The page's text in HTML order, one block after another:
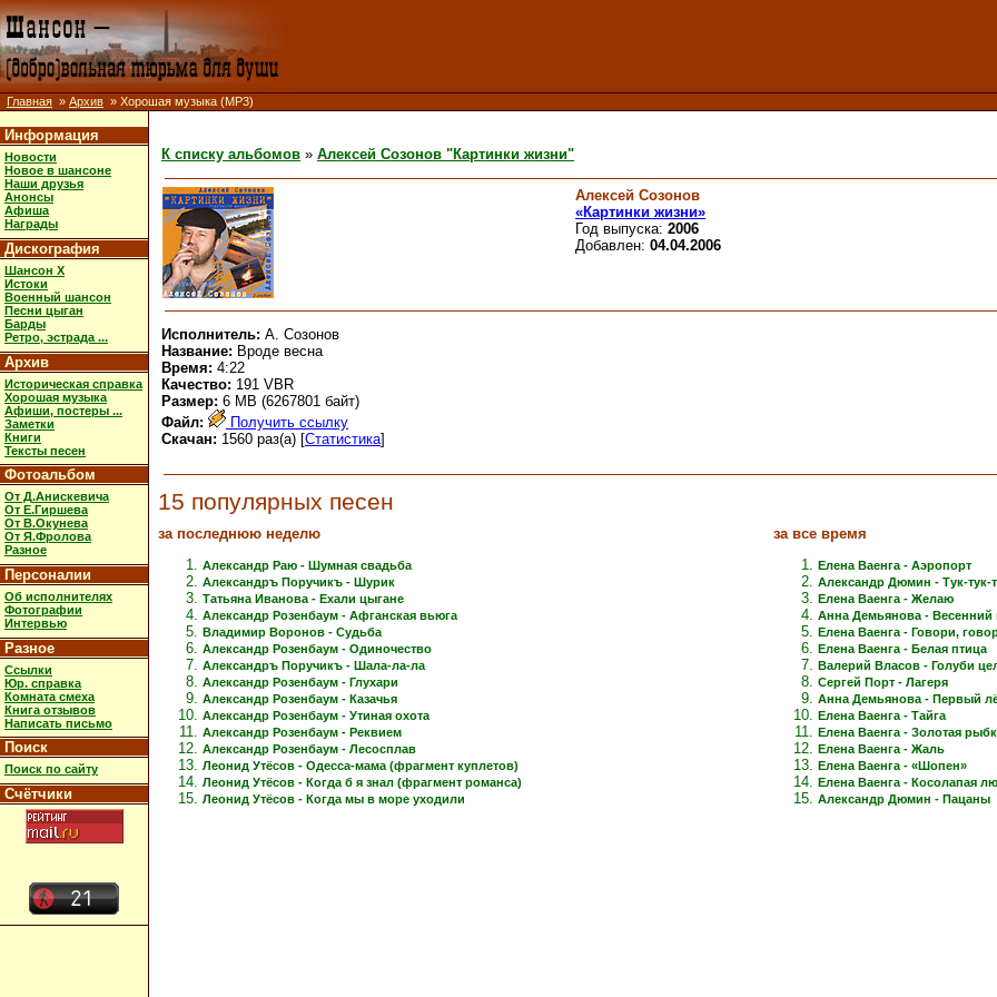
Главная » Архив » Хорошая музыка (MP3)
Информация
Новости
Новое в шансоне
Наши друзья
Анонсы
Афиша
Награды
Дискография
Шансон X
Истоки
Военный шансон
Песни цыган
Барды
Ретро, эстрада ...
Архив
Историческая справка
Хорошая музыка
Афиши, постеры ...
Заметки
Книги
Тексты песен
Фотоальбом
От Д.Анискевича
От Е.Гиршева
От В.Окунева
От Я.Фролова
Разное
Персоналии
Об исполнителях
Фотографии
Интервью
Разное
Ссылки
Юр. справка
Комната смеха
Книга отзывов
Написать письмо
Поиск
Поиск по сайту
Счётчики
К списку альбомов » Алексей Созонов "Картинки жизни"
Алексей Созонов
«Картинки жизни»
Год выпуска: 2006
Добавлен: 04.04.2006
Исполнитель: А. Созонов
Название: Вроде весна
Время: 4:22
Качество: 191 VBR
Размер: 6 MB (6267801 байт)
Файл:
Получить ссылку
Скачан: 1560 раз(а) [Статистика]
15 популярных песен
за последнюю неделю
Александр Раю - Шумная свадьба
Александръ Поручикъ - Шурик
Татьяна Иванова - Ехали цыгане
Александр Розенбаум - Афганская вьюга
Владимир Воронов - Судьба
Александр Розенбаум - Одиночество
Александръ Поручикъ - Шала-ла-ла
Александр Розенбаум - Глухари
Александр Розенбаум - Казачья
Александр Розенбаум - Утиная охота
Александр Розенбаум - Реквием
Александр Розенбаум - Лесосплав
Леонид Утёсов - Одесса-мама (фрагмент куплетов)
Леонид Утёсов - Когда б я знал (фрагмент романса)
Леонид Утёсов - Когда мы в море уходили
за все время
Елена Ваенга - Аэропорт
Александр Дюмин - Тук-тук-
Елена Ваенга - Желаю
Анна Демьянова - Весенний
Елена Ваенга - Говори,
Елена Ваенга - Белая птица
Валерий Власов - Голуби
Сергей Порт - Лагеря
Анна Демьянова - Первый
Елена Ваенга - Тайга
Елена Ваенга - Золотая
Елена Ваенга - Жаль
Елена Ваенга - «Шопен»
Елена Ваенга - Косолапая
Александр Дюмин - Пацаны